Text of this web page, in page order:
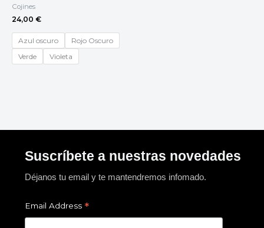
Cojines
24,00 €
Azul oscuro
Rojo Oscuro
Verde
Violeta
Suscríbete a nuestras novedades
Déjanos tu email y te mantendremos infomado.
Email Address *